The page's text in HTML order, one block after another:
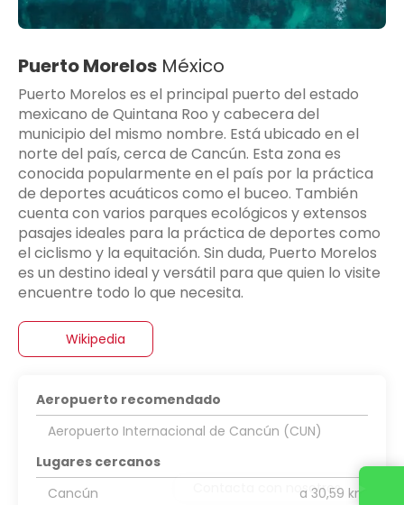
Puerto Morelos México
Puerto Morelos es el principal puerto del estado
mexicano de Quintana Roo y cabecera del
municipio del mismo nombre. Está ubicado en el
norte del país, cerca de Cancún. Esta zona es
conocida popularmente en el país por la práctica
de deportes acuáticos como el buceo. También
cuenta con varios parques ecológicos y extensos
pasajes ideales para la práctica de deportes como
el ciclismo y la equitación. Sin duda, Puerto Morelos
es un destino ideal y versátil para que quien lo visite
Wikipedia
Aeropuerto recomendado
Aeropuerto Internacional de Cancún (CUN)
Lugares cercanos
Cancún
a 30,59 km
Contacta con nosotros